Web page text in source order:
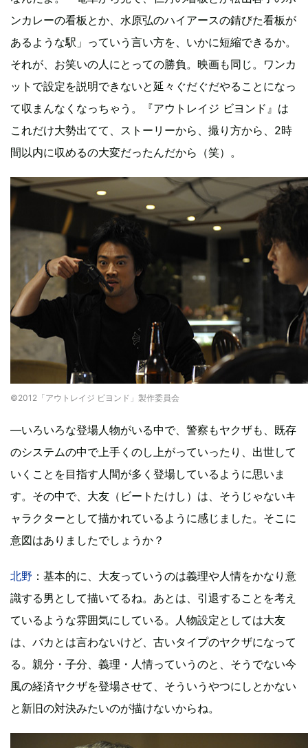
ンカレーの看板とか、水原弘のハイアースの錆びた看板が
あるような駅」っていう言い方を、いかに短縮できるか。
それが、お笑いの人にとっての勝負。映画も同じ。ワンカ
ットで設定を説明できないと延々ぐだぐだやることになっ
て収まんなくなっちゃう。『アウトレイジ ビヨンド』は
これだけ大勢出てて、ストーリーから、撮り方から、2時
間以内に収めるの大変だったんだから（笑）。
©2012「アウトレイジ ビヨンド」製作委員会
―いろいろな登場人物がいる中で、警察もヤクザも、既存
のシステムの中で上手くのし上がっていったり、出世して
いくことを目指す人間が多く登場しているように思いま
す。その中で、大友（ビートたけし）は、そうじゃないキ
ャラクターとして描かれているように感じました。そこに
意図はありましたでしょうか？
北野 ：基本的に、大友っていうのは義理や人情をかなり意
識する男として描いてるね。あとは、引退することを考え
ているような雰囲気にしている。人物設定としては大友
は、バカとは言わないけど、古いタイプのヤクザになって
る。親分・子分、義理・人情っていうのと、そうでない今
風の経済ヤクザを登場させて、そういうやつにしとかない
と新旧の対決みたいのが描けないからね。